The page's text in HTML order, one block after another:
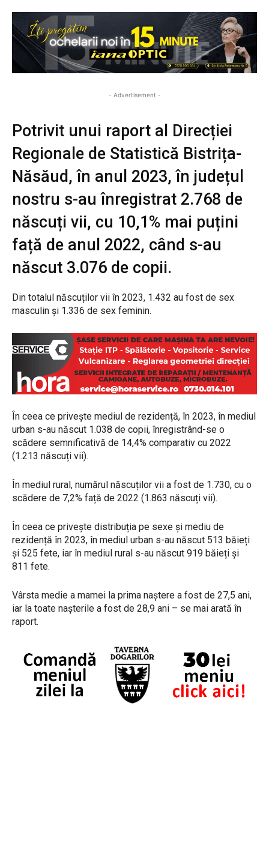
- Advertisement -
Potrivit unui raport al Direcției
Regionale de Statistică Bistrița-
Năsăud, în anul 2023, în județul
nostru s-au înregistrat 2.768 de
născuți vii, cu 10,1% mai puțini
față de anul 2022, când s-au
născut 3.076 de copii.
Din totalul născuților vii în 2023, 1.432 au fost de sex
masculin și 1.336 de sex feminin.
În ceea ce privește mediul de rezidență, în 2023, în mediul
urban s-au născut 1.038 de copii, înregistrând-se o
scădere semnificativă de 14,4% comparativ cu 2022
(1.213 născuți vii).
În mediul rural, numărul născuților vii a fost de 1.730, cu o
scădere de 7,2% față de 2022 (1.863 născuți vii).
În ceea ce privește distribuția pe sexe și mediu de
rezidență în 2023, în mediul urban s-au născut 513 băieți
și 525 fete, iar în mediul rural s-au născut 919 băieți și
811 fete.
Vârsta medie a mamei la prima naștere a fost de 27,5 ani,
iar la toate nașterile a fost de 28,9 ani – se mai arată în
raport.